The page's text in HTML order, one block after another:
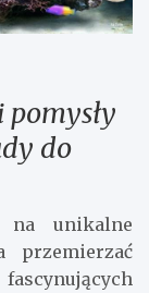
do
na unikalne
przemierzać